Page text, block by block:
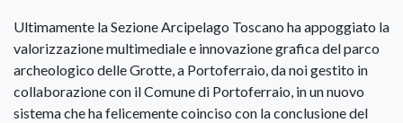
Ultimamente la Sezione Arcipelago Toscano ha appoggiato la
valorizzazione multimediale e innovazione grafica del parco
archeologico delle Grotte, a Portoferraio, da noi gestito in
collaborazione con il Comune di Portoferraio, in un nuovo
sistema che ha felicemente coinciso con la conclusione del